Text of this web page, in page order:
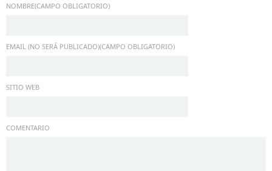
NOMBRE(CAMPO OBLIGATORIO)
EMAIL (NO SERÁ PUBLICADO)(CAMPO OBLIGATORIO)
SITIO WEB
COMENTARIO